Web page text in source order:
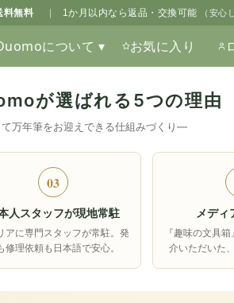
料無料 1か月以内なら返品・交換可能 （安心
について ▾ お気に入り
が選ばれる5つの理由
万年筆をお迎えできる仕組みづくり―
03
人スタッフが現地常駐
アに専門スタッフが常駐。発
修理依頼も日本語で安心。
メディ
『趣味の文具
介いただいた